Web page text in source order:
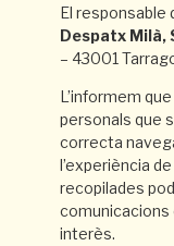
El
Despatx Milà,
– 43001
L’informem
personals que
correcta
l’experiència
recopilades
comunicacions
interès.